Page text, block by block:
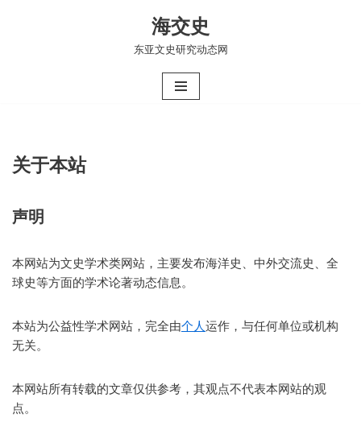
海交史
东亚文史研究动态网
关于本站
声明
本网站为文史学术类网站，主要发布海洋史、中外交流史、全
球史等方面的学术论著动态信息。
本站为公益性学术网站，完全由个人运作，与任何单位或机构
无关。
本网站所有转载的文章仅供参考，其观点不代表本网站的观
点。